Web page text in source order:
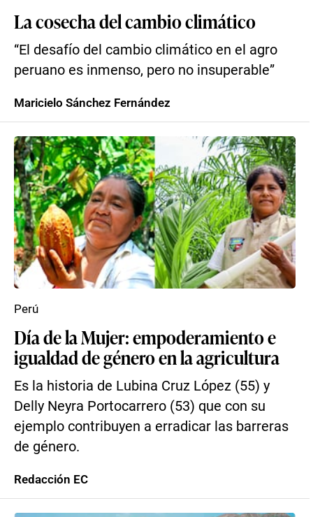
La cosecha del cambio climático
“El desafío del cambio climático en el agro
peruano es inmenso, pero no insuperable”
Maricielo Sánchez Fernández
Día de la Mujer: empoderamiento e
igualdad de género en la agricultura
Es la historia de Lubina Cruz López (55) y
Delly Neyra Portocarrero (53) que con su
ejemplo contribuyen a erradicar las barreras
de género.
Perú
Redacción EC